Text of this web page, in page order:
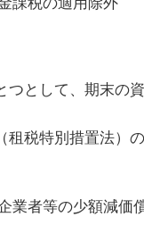
つとして、期末の
租税特別措置法）
業者等の少額減価